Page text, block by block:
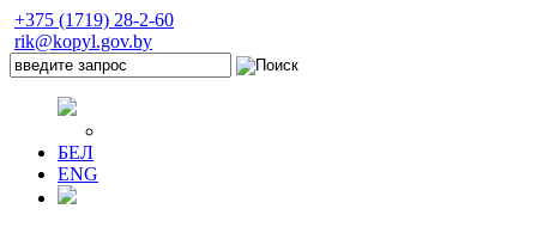
+375 (1719) 28-2-60
rik@kopyl.gov.by
БЕЛ
ENG